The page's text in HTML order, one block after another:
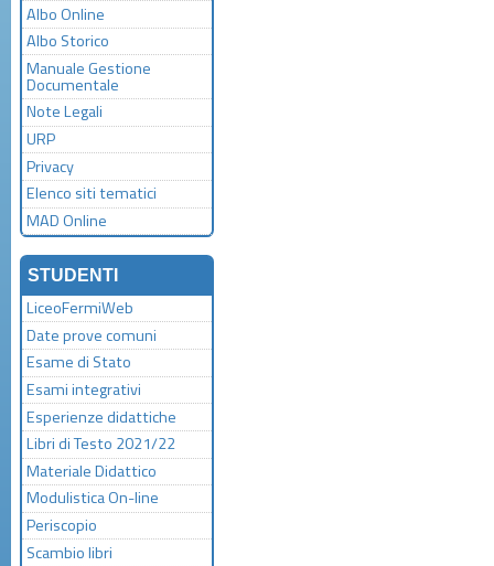
Albo Online
Albo Storico
Manuale Gestione
Documentale
Note Legali
URP
Privacy
Elenco siti tematici
MAD Online
STUDENTI
LiceoFermiWeb
Date prove comuni
Esame di Stato
Esami integrativi
Esperienze didattiche
Libri di Testo 2021/22
Materiale Didattico
Modulistica On-line
Periscopio
Scambio libri